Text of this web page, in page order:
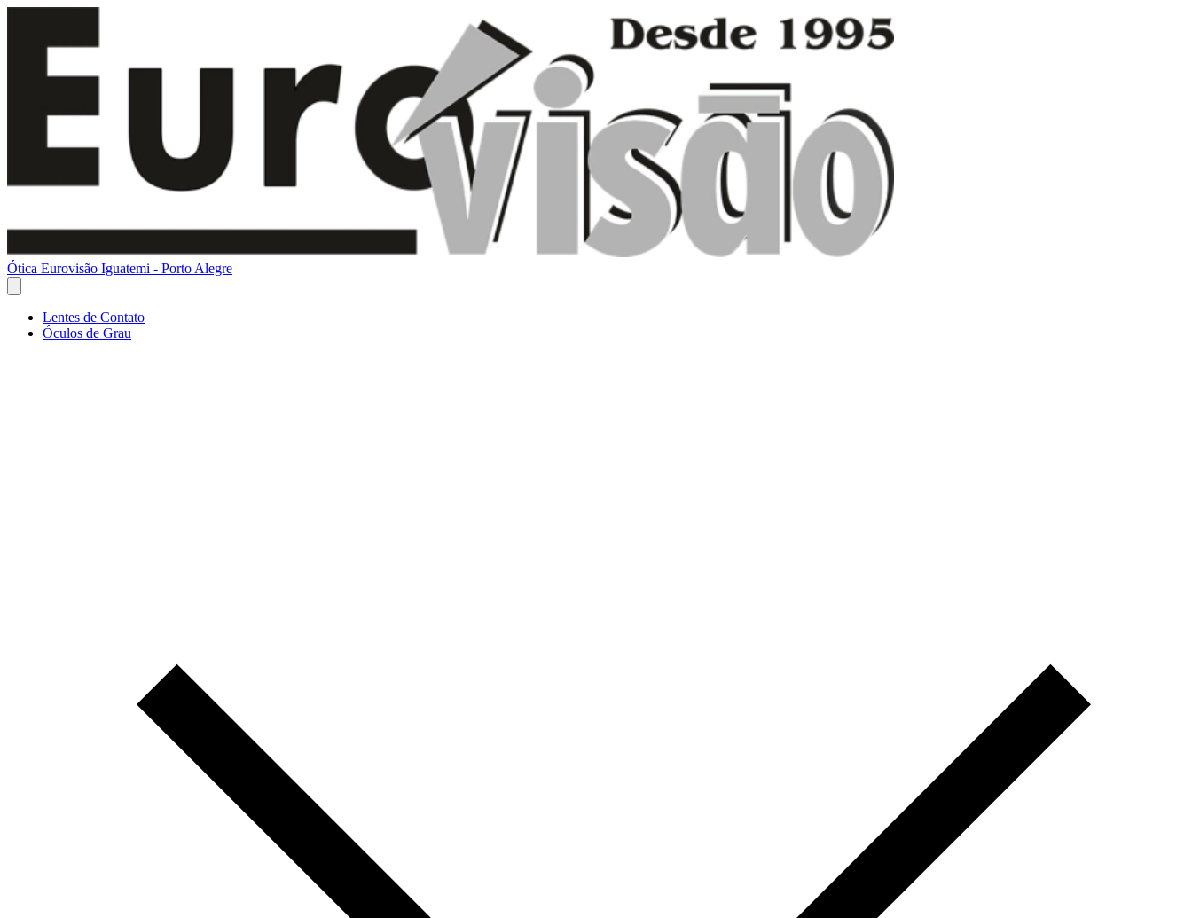
Ótica Eurovisão Iguatemi - Porto Alegre
Lentes de Contato
Óculos de Grau